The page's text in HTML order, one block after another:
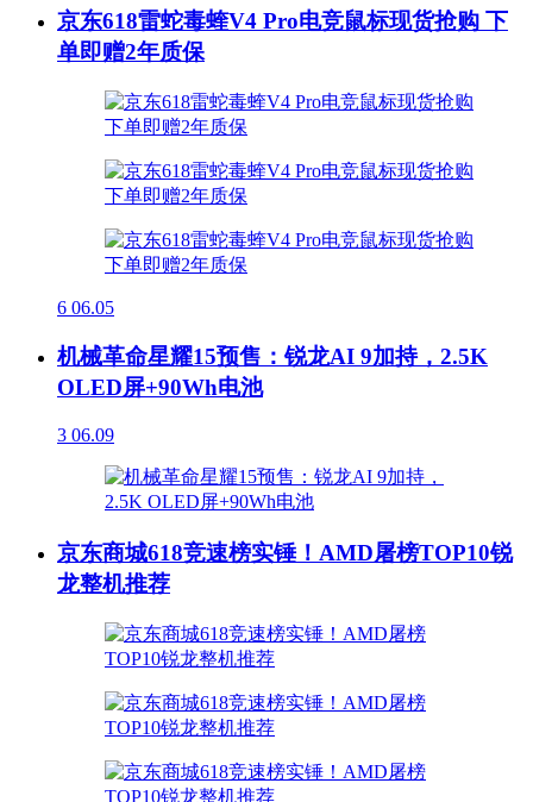
京东618雷蛇毒蝰V4 Pro电竞鼠标现货抢购 下
单即赠2年质保
6 06.05
机械革命星耀15预售：锐龙AI 9加持，2.5K
OLED屏+90Wh电池
3 06.09
京东商城618竞速榜实锤！AMD屠榜TOP10锐
龙整机推荐